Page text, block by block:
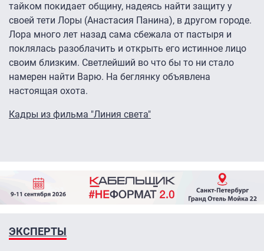
тайком покидает общину, надеясь найти защиту у
своей тети Лоры (Анастасия Панина), в другом городе.
Лора много лет назад сама сбежала от пастыря и
поклялась разоблачить и открыть его истинное лицо
своим близким. Светлейший во что бы то ни стало
намерен найти Варю. На беглянку объявлена
настоящая охота.
Кадры из фильма "Линия света"
ЭКСПЕРТЫ